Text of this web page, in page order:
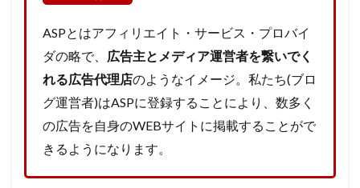
登録
のお
すす
め
ASP6
2.1
net
2.2
ASPとはアフィリエイト・サービス・プロバイ
ダの略で、 広告主とメディア運営者を繋いでく
れる広告代理店のようなイメージ。私たち(ブロ
グ運営者)はASPに登録することにより、数多く
の広告を自身のWEBサイトに掲載することがで
きるようになります。